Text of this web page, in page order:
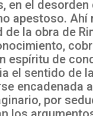
en el desorden
apestoso. Ahí
la obra de
espíritu de
el sentido de
encadenada
por